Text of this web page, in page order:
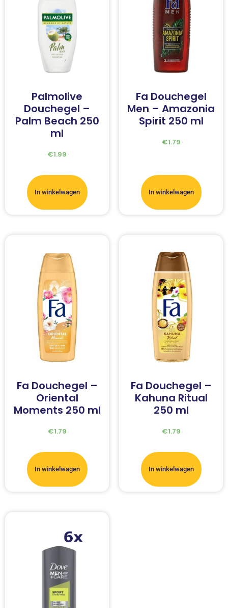
Palmolive
Douchegel –
Palm Beach 250
ml
€1.99
In winkelwagen
Fa Douchegel
Men – Amazonia
Spirit 250 ml
€1.79
In winkelwagen
Fa Douchegel –
Oriental
Moments 250 ml
€1.79
In winkelwagen
Fa Douchegel –
Kahuna Ritual
250 ml
€1.79
In winkelwagen